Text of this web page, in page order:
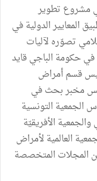
مشروع تطوير
المعايير الدولية في
تصوّره لآليات
حكومة الباجي قايد
قسم أمراض
مخبر بحث في
والعظام حتّى سنة 2013 وترأّس الجمعية التونسية
الأفريقيّة
العالمية لأمراض
المجلات المتخصصة